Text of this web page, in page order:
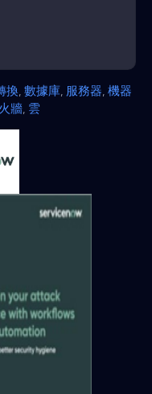
換 數據庫 服務器 機器
牆 雲